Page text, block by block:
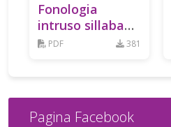
Fonologia
intruso sillaba
FOPDF 381
Pagina Facebook